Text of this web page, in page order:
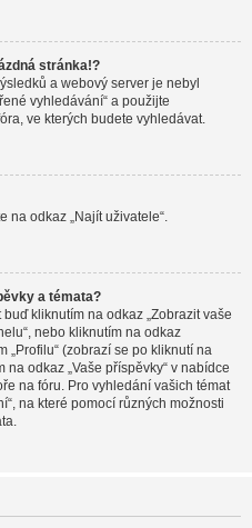
stránka!?
a webový server je nebyl
vyhledávání“ a použijte
ve kterých budete vyhledávat.
na odkaz „Najít uživatele“.
a témata?
kliknutím na odkaz „Zobrazit vaše
nebo kliknutím na odkaz
„Profilu“ (zobrazí se po kliknutí na
odkaz „Vaše příspěvky“ v nabídce
na fóru. Pro vyhledání vašich témat
na které pomocí různých možnosti